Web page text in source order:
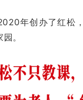
年创办了红松
。